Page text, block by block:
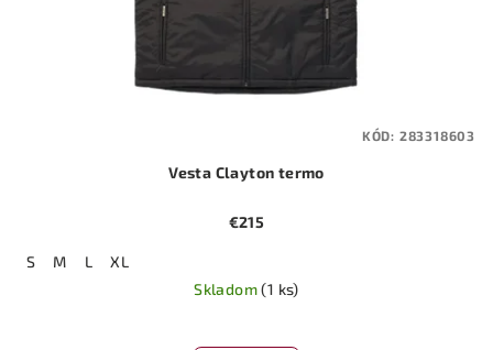
Vesta Clayton termo
€215
S M L
XL
Skladom(1 ks)
KÓD: 283318603